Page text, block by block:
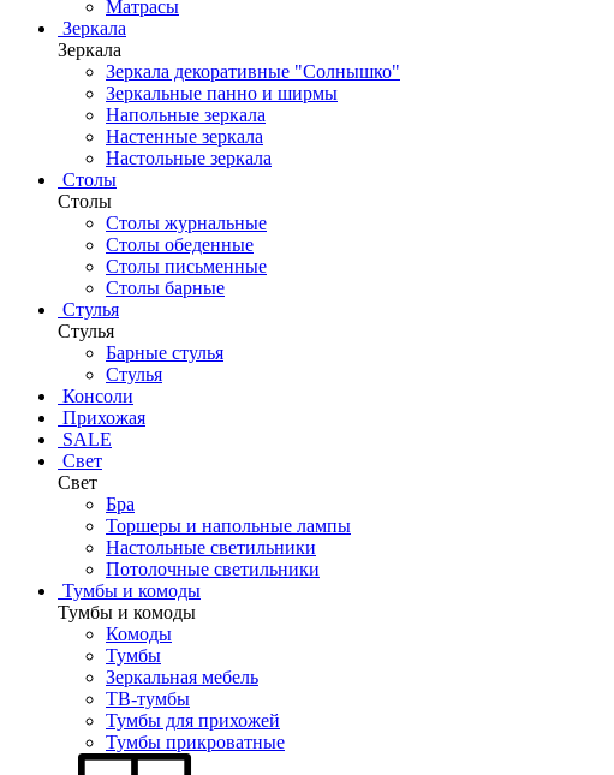
Матрасы
Зеркала
Зеркала
Зеркала декоративные "Солнышко"
Зеркальные панно и ширмы
Напольные зеркала
Настенные зеркала
Настольные зеркала
Столы
Столы
Столы журнальные
Столы обеденные
Столы письменные
Столы барные
Стулья
Стулья
Барные стулья
Стулья
Консоли
Прихожая
SALE
Свет
Свет
Бра
Торшеры и напольные лампы
Настольные светильники
Потолочные светильники
Тумбы и комоды
Тумбы и комоды
Комоды
Тумбы
Зеркальная мебель
ТВ-тумбы
Тумбы для прихожей
Тумбы прикроватные